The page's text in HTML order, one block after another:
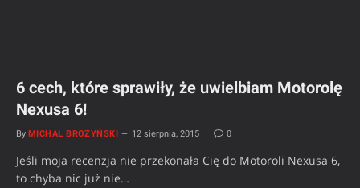
6 cech, które sprawiły, że uwielbiam Motorolę
Nexusa 6!
By MICHAŁ BROŻYŃSKI 12 sierpnia, 2015 0
Jeśli moja recenzja nie przekonała Cię do Motoroli Nexusa 6,
to chyba nic już nie…